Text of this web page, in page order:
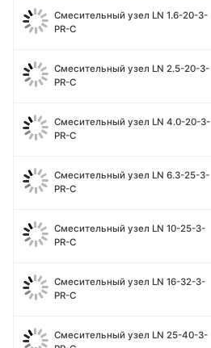
Смесительный узел LN 1.6-20-3-
PR-C
Смесительный узел LN 2.5-20-3-
PR-C
Смесительный узел LN 4.0-20-3-
PR-C
Смесительный узел LN 6.3-25-3-
PR-C
Смесительный узел LN 10-25-3-
PR-C
Смесительный узел LN 16-32-3-
PR-C
Смесительный узел LN 25-40-3-